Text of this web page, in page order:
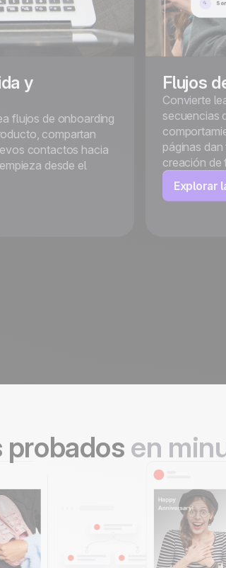
y
flujos de onboarding
compartan
contactos hacia
desde el
Flujos
Convierte
secuencias
páginas
creación de
Explorar
en